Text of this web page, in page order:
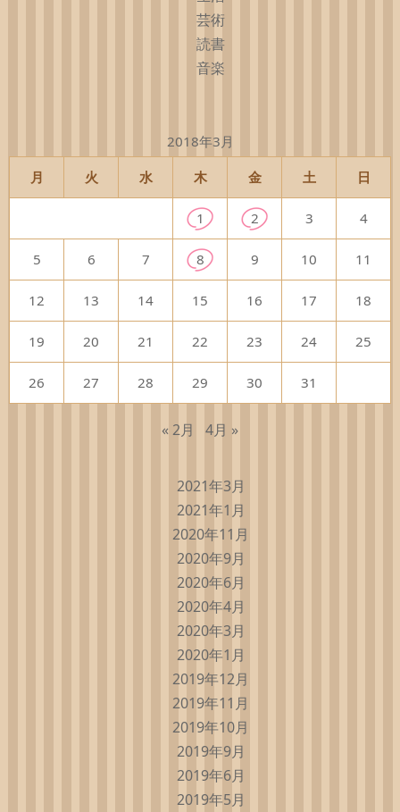
芸術
読書
音楽
2018年3月
月 火 水 木 金 土 日
1 2 3 4
5 6 7 8 9 10 11
12 13 14 15 16 17 18
19 20 21 22 23 24 25
26 27 28 29 30 31
« 2月 4月 »
2021年3月
2021年1月
2020年11月
2020年9月
2020年6月
2020年4月
2020年3月
2020年1月
2019年12月
2019年11月
2019年10月
2019年9月
2019年6月
2019年5月